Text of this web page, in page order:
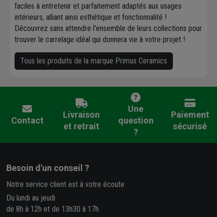
faciles à entretenir et parfaitement adaptés aux usages
intérieurs, alliant ainsi esthétique et fonctionnalité !
Découvrez sans attendre l'ensemble de leurs collections pour
trouver le carrelage idéal qui donnera vie à votre projet !
Tous les produits de la marque Primus Ceramics
Contact
Livraison
et retrait
Une
question
?
Paiement
sécurisé
Besoin d'un conseil ?
Notre service client est à votre écoute
Du lundi au jeudi
de 8h à 12h et de 13h30 à 17h